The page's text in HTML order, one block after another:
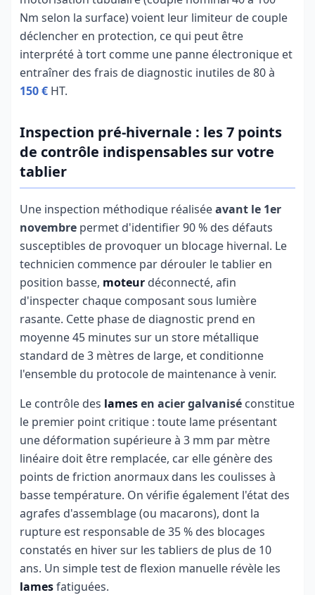
Nm selon la surface) voient leur limiteur de couple
déclencher en protection, ce qui peut être
interprété à tort comme une panne électronique et
entraîner des frais de diagnostic inutiles de 80 à
150 € HT.
Inspection pré-hivernale : les 7 points
de contrôle indispensables sur votre
tablier
Une inspection méthodique réaliséeavant le 1er
novembre permet d'identifier 90 % des défauts
susceptibles de provoquer un blocage hivernal. Le
technicien commence par dérouler le tablier en
position basse, moteur déconnecté, afin
d'inspecter chaque composant sous lumière
rasante. Cette phase de diagnostic prend en
moyenne 45 minutes sur un store métallique
standard de 3 mètres de large, et conditionne
l'ensemble du protocole de maintenance à venir.
Le contrôle des lamesen acier galvanisé constitue
le premier point critique : toute lame présentant
une déformation supérieure à 3 mm par mètre
linéaire doit être remplacée, car elle génère des
points de friction anormaux dans les coulisses à
basse température. On vérifie également l'état des
agrafes d'assemblage (ou macarons), dont la
rupture est responsable de 35 % des blocages
constatés en hiver sur les tabliers de plus de 10
ans. Un simple test de flexion manuelle révèle les
lamesfatiguées.